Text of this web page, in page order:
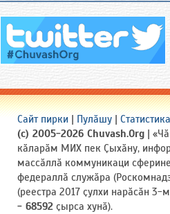
Сайт пирки | Пулӑшу | Статистика
(c) 2005-2026 Chuvash.Org |
кӑларӑм МИХ пек Ҫыхӑну,
массӑллӑ коммуникаци
федераллӑ служӑра
(реестра 2017 ҫулхи нарӑсӑн
- 68592 ҫырса хунӑ).